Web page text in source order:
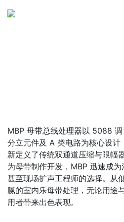
MBP 母带总线处理器以 5088 调
分立元件及 A 类电路为核心设计
新定义了传统双通道压缩与限幅
为母带制作开发，MBP 迅速成
甚至现场扩声工程师的选择。从
腻的室内乐母带处理，无论用途
用者带来出色表现。